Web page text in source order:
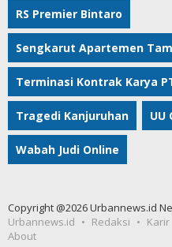
RS Premier Bintaro
Sengkarut Apartemen
Terminasi Kontrak Karya
Tragedi Kanjuruhan UU
Wabah Judi Online
Copyright @2026 Urbannews.id
Urbannews.id
Redaksi Karir
About